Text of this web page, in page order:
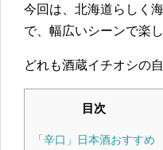
今回は、北海道らしく
で、幅広いシーンで楽
どれも酒蔵イチオシの
目次
「辛口」日本酒おすすめ